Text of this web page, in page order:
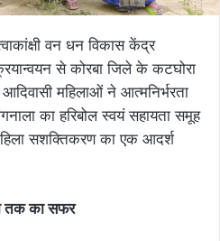
वन धन विकास केंद्र
से कोरबा जिले के कटघोरा
महिलाओं ने आत्मनिर्भरता
का हरिबोल स्वयं सहायता समूह
सशक्तिकरण का एक आदर्श
तक का सफर